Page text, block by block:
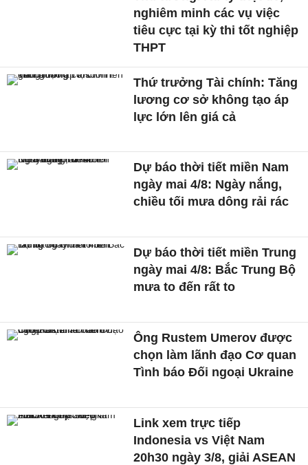
nghiêm minh các vụ việc
tiêu cực tại kỳ thi tốt nghiệp
THPT
Thứ trưởng Tài chính: Tăng
lương cơ sở không tạo áp
lực lớn lên giá cả
Dự báo thời tiết miền Nam
ngày mai 4/8: Ngày nắng,
chiều tối mưa dông rải rác
Dự báo thời tiết miền Trung
ngày mai 4/8: Bắc Trung Bộ
mưa to đến rất to
Ông Rustem Umerov được
chọn làm lãnh đạo Cơ quan
Tình báo Đối ngoại Ukraine
Link xem trực tiếp
Indonesia vs Việt Nam
20h30 ngày 3/8, giải ASEAN